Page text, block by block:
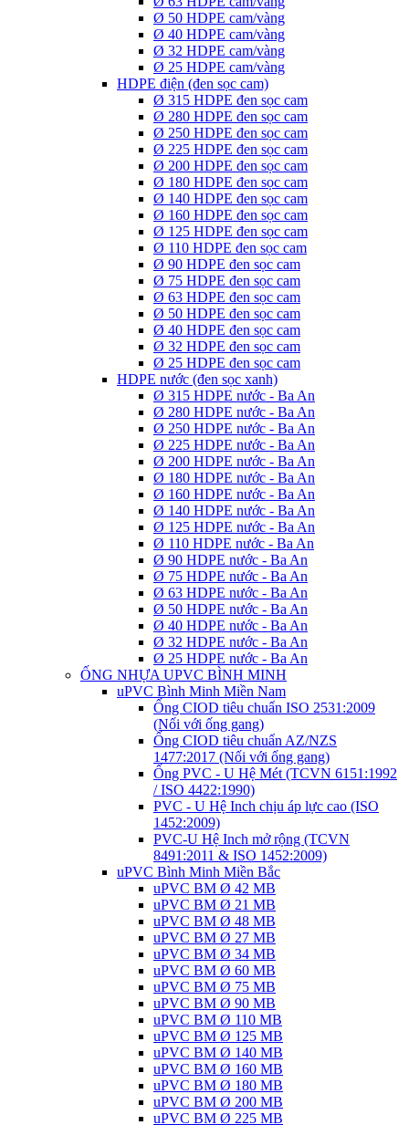
Ø 50 HDPE cam/vàng
Ø 40 HDPE cam/vàng
Ø 32 HDPE cam/vàng
Ø 25 HDPE cam/vàng
HDPE điện (đen sọc cam)
Ø 315 HDPE đen sọc cam
Ø 280 HDPE đen sọc cam
Ø 250 HDPE đen sọc cam
Ø 225 HDPE đen sọc cam
Ø 200 HDPE đen sọc cam
Ø 180 HDPE đen sọc cam
Ø 140 HDPE đen sọc cam
Ø 160 HDPE đen sọc cam
Ø 125 HDPE đen sọc cam
Ø 110 HDPE đen sọc cam
Ø 90 HDPE đen sọc cam
Ø 75 HDPE đen sọc cam
Ø 63 HDPE đen sọc cam
Ø 50 HDPE đen sọc cam
Ø 40 HDPE đen sọc cam
Ø 32 HDPE đen sọc cam
Ø 25 HDPE đen sọc cam
HDPE nước (đen sọc xanh)
Ø 315 HDPE nước - Ba An
Ø 280 HDPE nước - Ba An
Ø 250 HDPE nước - Ba An
Ø 225 HDPE nước - Ba An
Ø 200 HDPE nước - Ba An
Ø 180 HDPE nước - Ba An
Ø 160 HDPE nước - Ba An
Ø 140 HDPE nước - Ba An
Ø 125 HDPE nước - Ba An
Ø 110 HDPE nước - Ba An
Ø 90 HDPE nước - Ba An
Ø 75 HDPE nước - Ba An
Ø 63 HDPE nước - Ba An
Ø 50 HDPE nước - Ba An
Ø 40 HDPE nước - Ba An
Ø 32 HDPE nước - Ba An
Ø 25 HDPE nước - Ba An
ỐNG NHỰA UPVC BÌNH MINH
uPVC Bình Minh Miền Nam
Ống CIOD tiêu chuẩn ISO 2531:2009
(Nối với ống gang)
Ống CIOD tiêu chuẩn AZ/NZS
1477:2017 (Nối với ống gang)
Ống PVC - U Hệ Mét (TCVN 6151:1992
/ ISO 4422:1990)
PVC - U Hệ Inch chịu áp lực cao (ISO
1452:2009)
PVC-U Hệ Inch mở rộng (TCVN
8491:2011 & ISO 1452:2009)
uPVC Bình Minh Miền Bắc
uPVC BM Ø 42 MB
uPVC BM Ø 21 MB
uPVC BM Ø 48 MB
uPVC BM Ø 27 MB
uPVC BM Ø 34 MB
uPVC BM Ø 60 MB
uPVC BM Ø 75 MB
uPVC BM Ø 90 MB
uPVC BM Ø 110 MB
uPVC BM Ø 125 MB
uPVC BM Ø 140 MB
uPVC BM Ø 160 MB
uPVC BM Ø 180 MB
uPVC BM Ø 200 MB
uPVC BM Ø 225 MB